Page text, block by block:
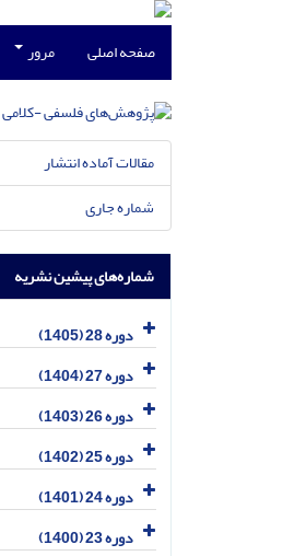
صفحه اصلی مرور
مقالات آماده انتشار
شماره جاری
شماره‌های پیشین نشریه
دوره 28 (1405)
دوره 27 (1404)
دوره 26 (1403)
دوره 25 (1402)
دوره 24 (1401)
دوره 23 (1400)